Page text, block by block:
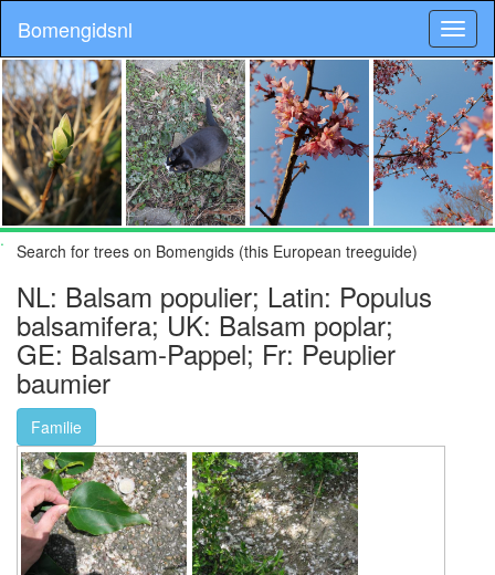
Bomengidsnl
.
Search for trees on Bomengids (this European treeguide)
NL: Balsam populier; Latin: Populus
balsamifera; UK: Balsam poplar;
GE: Balsam-Pappel; Fr: Peuplier
baumier
Familie